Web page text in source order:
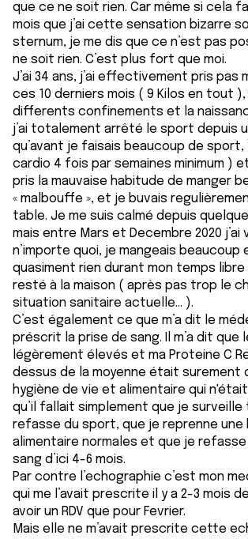
que ce ne soit rien. Car même si cela
mois que j’ai cette sensation bizarre
sternum, je me dis que ce n’est pas
ne soit rien. C’est plus fort que moi.
J’ai 34 ans, j’ai effectivement pris pas
ces 10 derniers mois ( 9 Kilos en tout
differents confinements et la
j’ai totalement arrêté le sport depuis
qu’avant je faisais beaucoup de
cardio 4 fois par semaines minimum )
pris la mauvaise habitude de manger
« malbouffe », et je buvais
table. Je me suis calmé depuis
mais entre Mars et Decembre 2020
n’importe quoi, je mangeais beaucoup
quasiment rien durant mon temps libre
resté à la maison ( après pas trop le
situation sanitaire actuelle... ).
C’est également ce que m’a dit le
préscrit la prise de sang. Il m’a dit que
légèrement élevés et ma Proteine C
dessus de la moyenne était surement
hygiène de vie et alimentaire qui
qu’il fallait simplement que je
refasse du sport, que je reprenne une
alimentaire normales et que je refasse
sang d’ici 4-6 mois.
Par contre l’echographie c’est mon
qui me l’avait prescrite il y a 2-3 mois
avoir un RDV que pour Fevrier.
Mais elle ne m’avait prescrite cette